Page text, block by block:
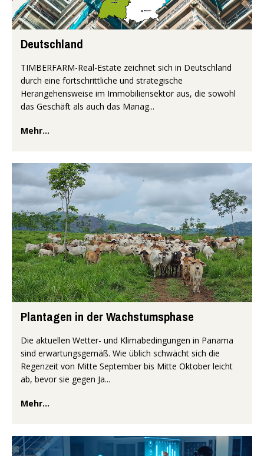
Deutschland
TIMBERFARM-Real-Estate zeichnet sich in Deutschland
durch eine fortschrittliche und strategische
Herangehensweise im Immobiliensektor aus, die sowohl
das Geschäft als auch das Manag...
Mehr...
Plantagen in der Wachstumsphase
Die aktuellen Wetter- und Klimabedingungen in Panama
sind erwartungsgemäß. Wie üblich schwächt sich die
Regenzeit von Mitte September bis Mitte Oktober leicht
ab, bevor sie gegen Ja...
Mehr...